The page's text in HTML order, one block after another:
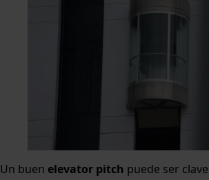
Un buen elevator pitch puede ser